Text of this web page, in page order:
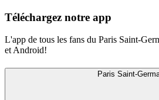
Téléchargez notre app
L'app de tous les fans du Paris Saint-
et Android!
Paris Saint-